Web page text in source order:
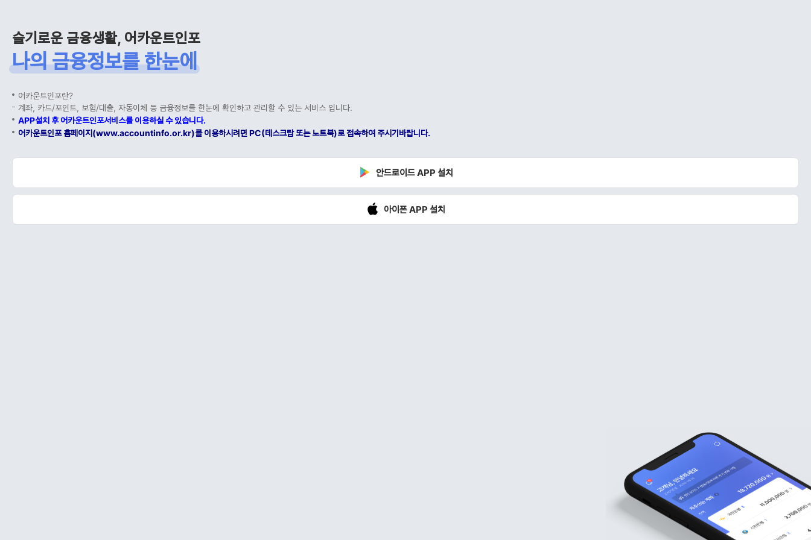
슬기로운 금융생활, 어카운트인포
나의 금융정보를 한눈에
어카운트인포란?
계좌, 카드/포인트, 보험/대출, 자동이체 등 금융정보를 한눈에 확인하고 관리할 수 있는 서비스 입니다.
APP설치 후 어카운트인포서비스를 이용하실 수 있습니다.
어카운트인포 홈페이지(www.accountinfo.or.kr)를 이용하시려면 PC(데스크탑 또는 노트북)로 접속하여 주시기바랍니다.
안드로이드 APP 설치
아이폰 APP 설치